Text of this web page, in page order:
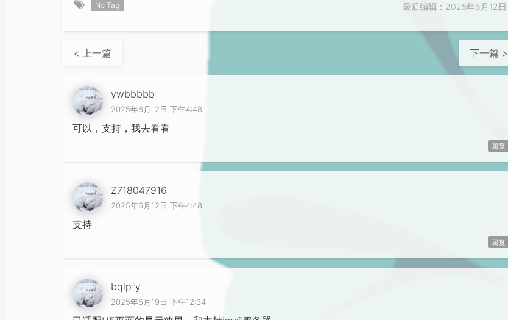
No Tag 最后编辑：2025年6月12日
< 上一篇 下一篇 >
ywbbbbb
2025年6月12日 下午4:48
可以，支持，我去看看
回复
Z718047916
2025年6月12日 下午4:48
支持
回复
bqlpfy
2025年6月19日 下午12:34